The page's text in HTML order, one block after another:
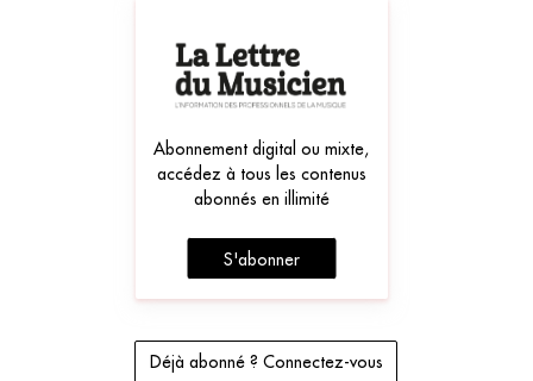
Abonnement digital ou mixte,
accédez à tous les contenus
abonnés en illimité
S'abonner
Déjà abonné ? Connectez-vous